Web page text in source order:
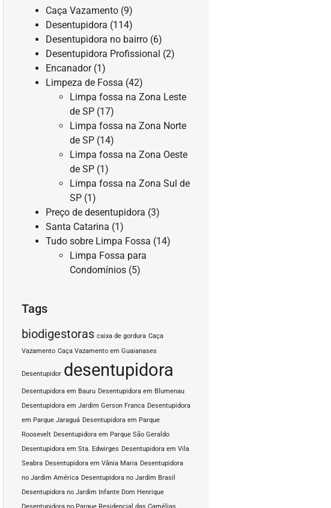
Caça Vazamento (9)
Desentupidora (114)
Desentupidora no bairro (6)
Desentupidora Profissional (2)
Encanador(1)
Limpeza de Fossa (42)
Limpa fossa na Zona Leste
de SP (17)
Limpa fossa na Zona Norte
de SP (14)
Limpa fossa na Zona Oeste
de SP (1)
Limpa fossa na Zona Sul de
SP (1)
Preço de desentupidora (3)
Santa Catarina (1)
Tudo sobre Limpa Fossa (14)
Limpa Fossa para
Condomínios (5)
Tags
biodigestoras caixa de gordura Caça
Vazamento Caça Vazamento em Guaianases
Desentupidor desentupidora
Desentupidora em Bauru Desentupidora em Blumenau
Desentupidora em Jardim Gerson Franca Desentupidora
em Parque Jaraguá Desentupidora em Parque
Roosevelt Desentupidora em Parque São Geraldo
Desentupidora em Sta. Edwirges Desentupidora em Vila
Seabra Desentupidora em Vânia Maria Desentupidora
no Jardim América Desentupidora no Jardim Brasil
Desentupidora no Jardim Infante Dom Henrique